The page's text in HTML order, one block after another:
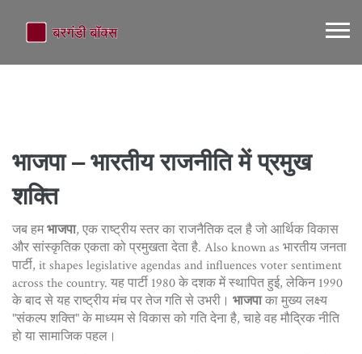
भाजपा – भारतीय राजनीति में प्रमुख
शक्ति
जब हमभाजपा, एक राष्ट्रीय स्तर का राजनैतिक दल है जो आर्थिक विकास
और सांस्कृतिक एकता को प्रमुखता देता है. Also known as भारतीय जनता
पार्टी, it shapes legislative agendas and influences voter sentiment
across the country. यह पार्टी 1980 के दशक में स्थापित हुई, लेकिन 1990
के बाद से यह राष्ट्रीय मंच पर तेज गति से उभरी। भाजपाका मुख्य लक्ष्य
"संकल्प शक्ति" के माध्यम से विकास को गति देना है, चाहे वह मौद्रिक नीति
हो या सामाजिक पहल।